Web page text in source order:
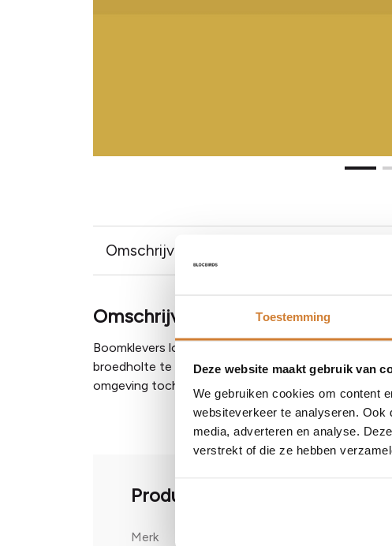
Toestemming
Deze website maakt gebruik van
We gebruiken cookies om content
websiteverkeer te analyseren.
media, adverteren en analyse.
verstrekt of die ze hebben
Omschrijving
Omschrijving
Boomklevers lopen zowel omhoog als omlaag over
broedholte te verkleinen door te 'metselen' met
omgeving toch nog een metselwerk gemaakt wordt.
Productinformatie
Merk